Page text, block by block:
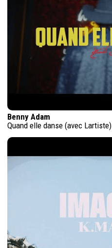
Benny Adam
Quand elle danse (avec Lartiste)